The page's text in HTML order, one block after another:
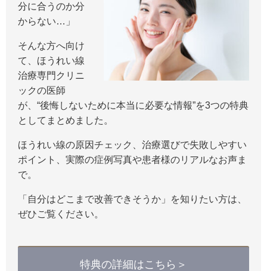
分に合うのか分
からない…」
そんな方へ向け
て、ほうれい線
治療専門クリニ
ックの医師
が、“後悔しないために本当に必要な情報”を3つの特典
としてまとめました。
ほうれい線の原因チェック、治療選びで失敗しやすい
ポイント、実際の症例写真や患者様のリアルなお声ま
で。
「自分はどこまで改善できそうか」を知りたい方は、
ぜひご覧ください。
特典の詳細はこちら＞